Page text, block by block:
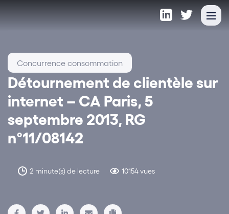
Détournement de clientèle sur
internet – CA Paris, 5
septembre 2013, RG
n°11/08142
2 minute(s) de lecture 10154 vues
Concurrence consommation